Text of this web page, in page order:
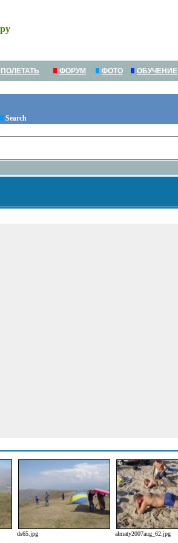
ПОЛЕТАТЬ ФОРУМ ФОТО ОБУЧЕНИЕ
Search
ds65.jpg almaty2007aug_62.jpg